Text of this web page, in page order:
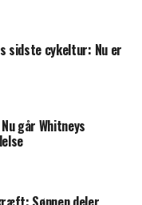
sidste cykeltur: Nu er
går Whitneys